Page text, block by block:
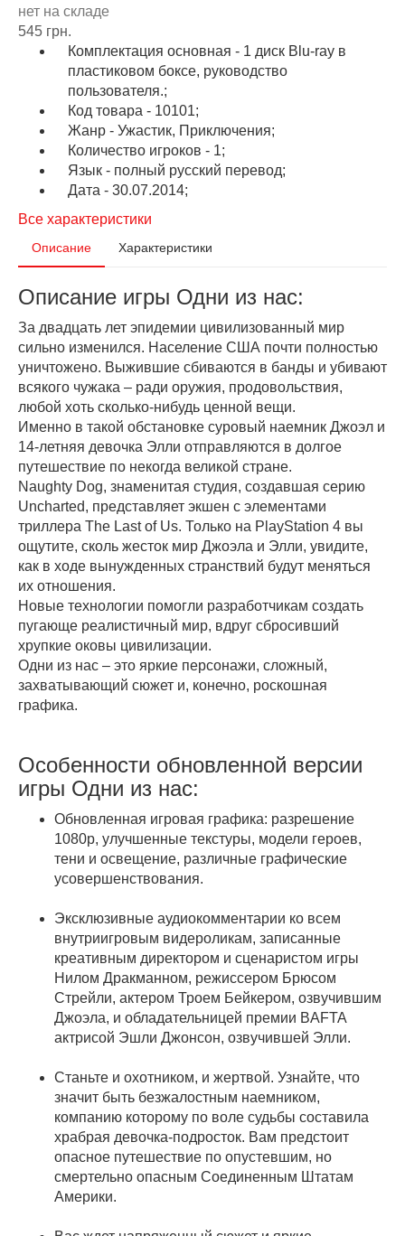
нет на складе
545 грн.
Комплектация основная - 1 диск Blu-ray в
пластиковом боксе, руководство
пользователя.;
Код товара - 10101;
Жанр - Ужастик, Приключения;
Количество игроков - 1;
Язык - полный русский перевод;
Дата - 30.07.2014;
Все характеристики
Описание Характеристики
Описание игры Одни из нас:
За двадцать лет эпидемии цивилизованный мир
сильно изменился. Население США почти полностью
уничтожено. Выжившие сбиваются в банды и убивают
всякого чужака – ради оружия, продовольствия,
любой хоть сколько-нибудь ценной вещи.
Именно в такой обстановке суровый наемник Джоэл и
14-летняя девочка Элли отправляются в долгое
путешествие по некогда великой стране.
Naughty Dog, знаменитая студия, создавшая серию
Uncharted, представляет экшен с элементами
триллера The Last of Us. Только на PlayStation 4 вы
ощутите, сколь жесток мир Джоэла и Элли, увидите,
как в ходе вынужденных странствий будут меняться
их отношения.
Новые технологии помогли разработчикам создать
пугающе реалистичный мир, вдруг сбросивший
хрупкие оковы цивилизации.
Одни из нас – это яркие персонажи, сложный,
захватывающий сюжет и, конечно, роскошная
графика.
Особенности обновленной версии
игры Одни из нас:
Обновленная игровая графика: разрешение
1080p, улучшенные текстуры, модели героев,
тени и освещение, различные графические
усовершенствования.
Эксклюзивные аудиокомментарии ко всем
внутриигровым видероликам, записанные
креативным директором и сценаристом игры
Нилом Дракманном, режиссером Брюсом
Стрейли, актером Троем Бейкером, озвучившим
Джоэла, и обладательницей премии BAFTA
актрисой Эшли Джонсон, озвучившей Элли.
Станьте и охотником, и жертвой. Узнайте, что
значит быть безжалостным наемником,
компанию которому по воле судьбы составила
храбрая девочка-подросток. Вам предстоит
опасное путешествие по опустевшим, но
смертельно опасным Соединенным Штатам
Америки.